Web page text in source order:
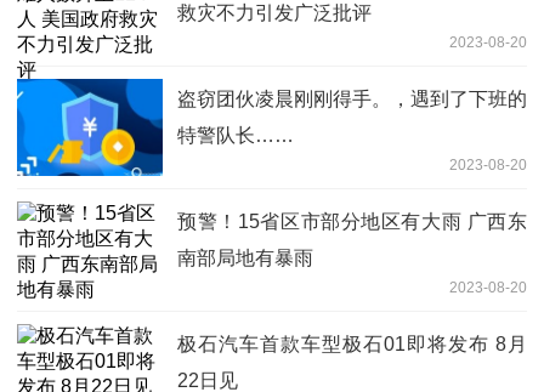
救灾不力引发广泛批评
2023-08-20
盗窃团伙凌晨刚刚得手。，遇到了下班的
特警队长……
2023-08-20
预警！15省区市部分地区有大雨 广西东
南部局地有暴雨
2023-08-20
极石汽车首款车型极石01即将发布 8月
22日见